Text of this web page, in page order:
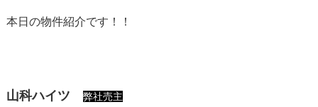
本日の物件紹介です！！
山科ハイツ 弊社売主